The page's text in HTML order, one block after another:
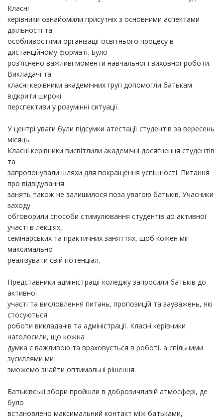
Класні
керівники ознайомили присутніх з основними аспектами
діяльності та
особливостями організації освітнього процесу в
дистанційному форматі. Було
роз’яснено важливі моменти навчальної і виховної роботи.
Викладачі та
класні керівники академічних груп допомогли батькам
відкрити широкі
перспективи у розумінні ситуації.
У центрі уваги були підсумки атестації студентів за вересень
місяць.
Класні керівники висвітлили академічні досягнення студентів
та
запропонували шляхи для покращення успішності. Питання
про відвідування
занять також не залишилося поза увагою батьків. Учасники
заходу
обговорили способи стимулювання студентів до активної
участі в лекціях,
семінарських та практичних заняттях, щоб кожен міг
максимально
реалізувати свій потенціал.
Представники адміністрації коледжу запросили батьків до
активної
участі та висловлення питань, пропозицій та зауважень, які
стосуються
роботи викладачів та адміністрації. Класні керівники
наголосили, що кожна
думка є важливою та враховується в роботі, а спільними
зусиллями ми
зможемо знайти оптимальні рішення.
Батьківські збори пройшли в доброзичливій атмосфері, де
було
встановлено максимальний контакт між батьками,